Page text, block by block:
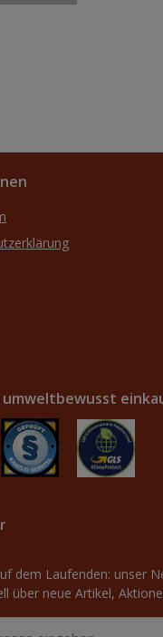
umweltbewusst
dem Laufenden: unser
über neue Artikel,